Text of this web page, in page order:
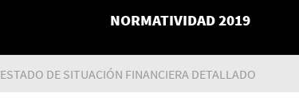
NORMATIVIDAD 2019
ESTADO DE SITUACIÓN FINANCIERA DETALLADO